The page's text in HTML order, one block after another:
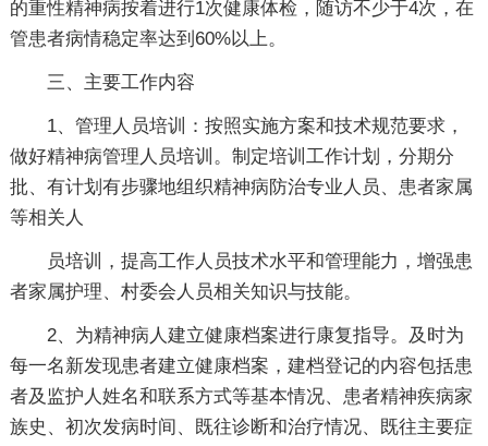
的重性精神病按着进行1次健康体检，随访不少于4次，在
管患者病情稳定率达到60%以上。
三、主要工作内容
1、管理人员培训：按照实施方案和技术规范要求，
做好精神病管理人员培训。制定培训工作计划，分期分
批、有计划有步骤地组织精神病防治专业人员、患者家属
等相关人
员培训，提高工作人员技术水平和管理能力，增强患
者家属护理、村委会人员相关知识与技能。
2、为精神病人建立健康档案进行康复指导。及时为
每一名新发现患者建立健康档案，建档登记的内容包括患
者及监护人姓名和联系方式等基本情况、患者精神疾病家
族史、初次发病时间、既往诊断和治疗情况、既往主要症